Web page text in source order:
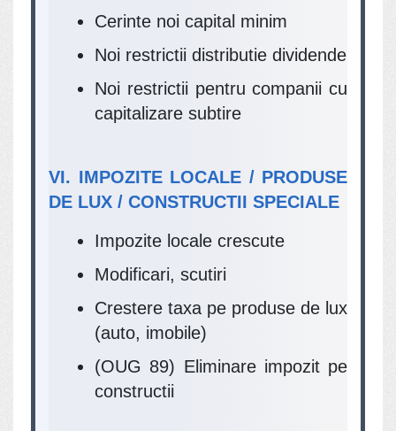
Cerinte noi capital minim
Noi restrictii distributie dividende
Noi restrictii pentru companii cu
capitalizare subtire
VI. IMPOZITE LOCALE / PRODUSE
DE LUX / CONSTRUCTII SPECIALE
Impozite locale crescute
Modificari, scutiri
Crestere taxa pe produse de lux
(auto, imobile)
(OUG 89) Eliminare impozit pe
constructii